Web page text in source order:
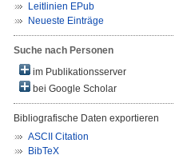
Leitlinien EPub
Neueste Einträge
Suche nach Personen
im Publikationsserver
bei Google Scholar
Bibliografische Daten exportieren
ASCII Citation
BibTeX